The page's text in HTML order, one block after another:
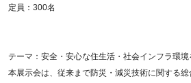
定員：300名
テーマ：安全・安心な住生活・社会インフラ環境
本展示会は、従来まで防災・減災技術に関する